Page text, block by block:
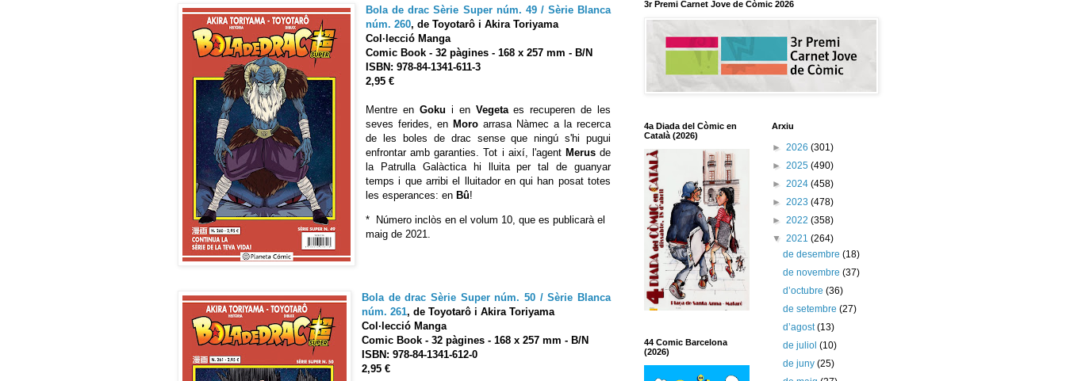
Bola de drac Sèrie Super núm. 49 / Sèrie Blanca
núm. 260, de Toyotarô i Akira Toriyama
Col·lecció Manga
Comic Book - 32 pàgines - 168 x 257 mm - B/N
ISBN:978-84-1341-611-3
2,95 €
Mentre en Goku i en Vegetaes recuperen de les
seves ferides, en Moro arrasa Nàmec a la recerca
de les boles de drac sense que ningú s'hi pugui
enfrontar amb garanties. Tot i així, l'agent Merusde
la Patrulla Galàctica hi lluita per tal de guanyar
temps i que arribi el lluitador en qui han posat totes
les esperances: en Bû!
* Número inclòs en el volum 10, que es publicarà el
maig de 2021.
Bola de drac Sèrie Super núm. 50 / Sèrie Blanca
núm. 261, de Toyotarô i Akira Toriyama
Col·lecció Manga
Comic Book - 32 pàgines - 168 x 257 mm - B/N
ISBN:978-84-1341-612-0
2,95 €
3r Premi Carnet Jove de Còmic 2026
4a Diada del Còmic en
Català (2026)
44 Comic Barcelona
(2026)
Arxiu
► 2026 (301)
► 2025 (490)
► 2024 (458)
► 2023 (478)
► 2022 (358)
▼ 2021 (264)
de desembre(18)
de novembre(37)
d’octubre(36)
de setembre(27)
d’agost(13)
de juliol(10)
de juny(25)